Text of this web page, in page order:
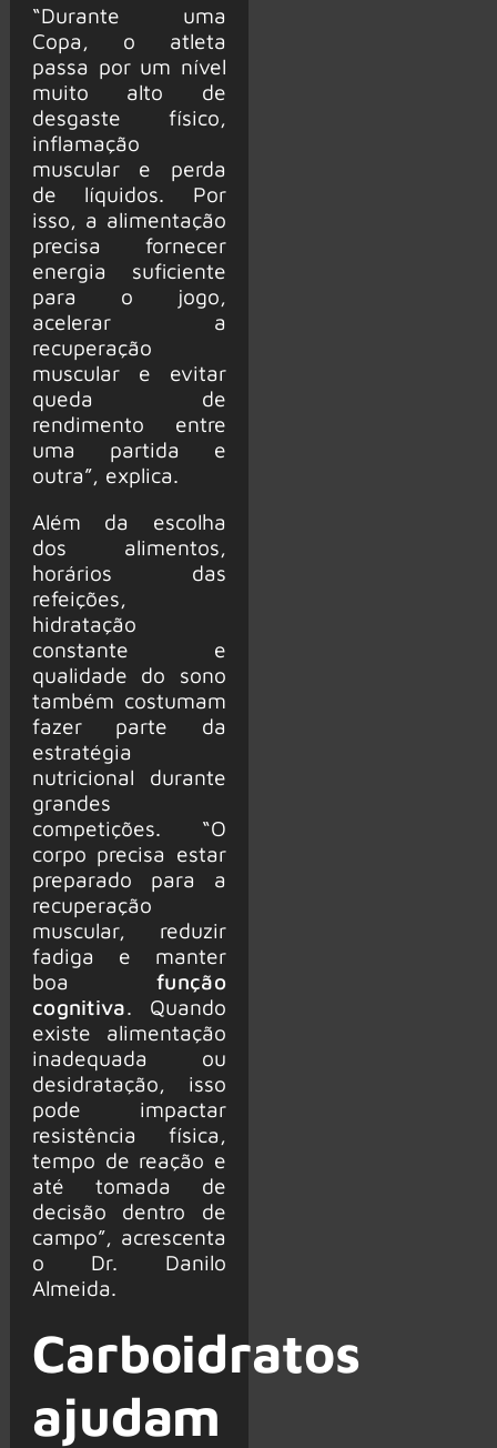
“Durante uma
Copa, o atleta
passa por um nível
muito alto de
desgaste físico,
inflamação
muscular e perda
de líquidos. Por
isso, a alimentação
precisa fornecer
energia suficiente
para o jogo,
acelerar a
recuperação
muscular e evitar
queda de
rendimento entre
uma partida e
outra”, explica.
Além da escolha
dos alimentos,
horários das
refeições,
hidratação
constante e
qualidade do sono
também costumam
fazer parte da
estratégia
nutricional durante
grandes
competições. “O
corpo precisa estar
preparado para a
recuperação
muscular, reduzir
fadiga e manter
boafunção
cognitiva. Quando
existe alimentação
inadequada ou
desidratação, isso
pode impactar
resistência física,
tempo de reação e
até tomada de
decisão dentro de
campo”, acrescenta
o Dr. Danilo
Almeida.
Carboidratos
ajudam